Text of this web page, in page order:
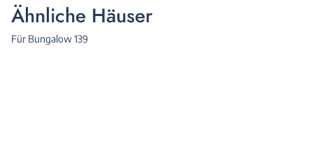
Ähnliche Häuser
Für Bungalow 139